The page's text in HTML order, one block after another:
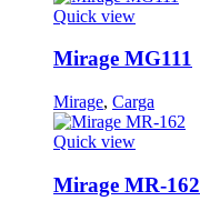
Quick view
Mirage MG111
Mirage, Carga
Quick view
Mirage MR-162